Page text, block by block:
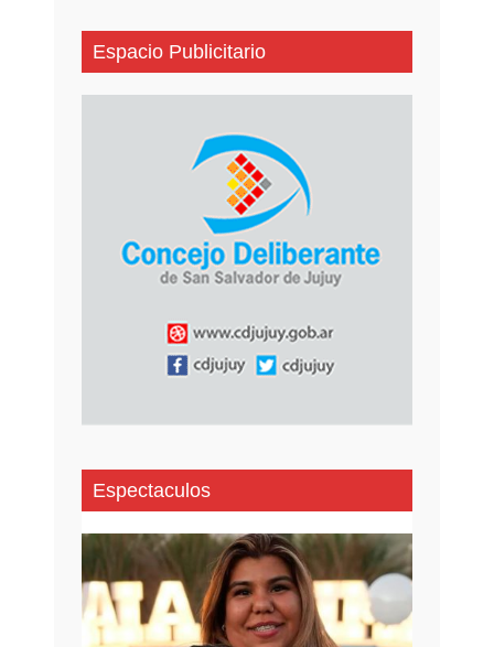
Espacio Publicitario
Espectaculos